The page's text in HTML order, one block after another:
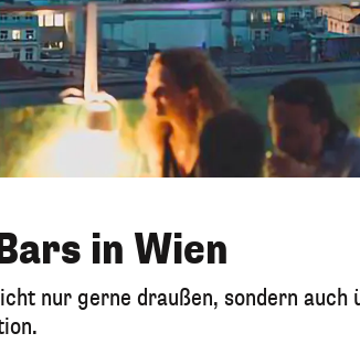
in Wien
nur gerne draußen, sondern auch